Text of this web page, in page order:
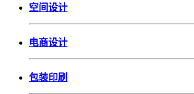
空间设计
电商设计
包装印刷